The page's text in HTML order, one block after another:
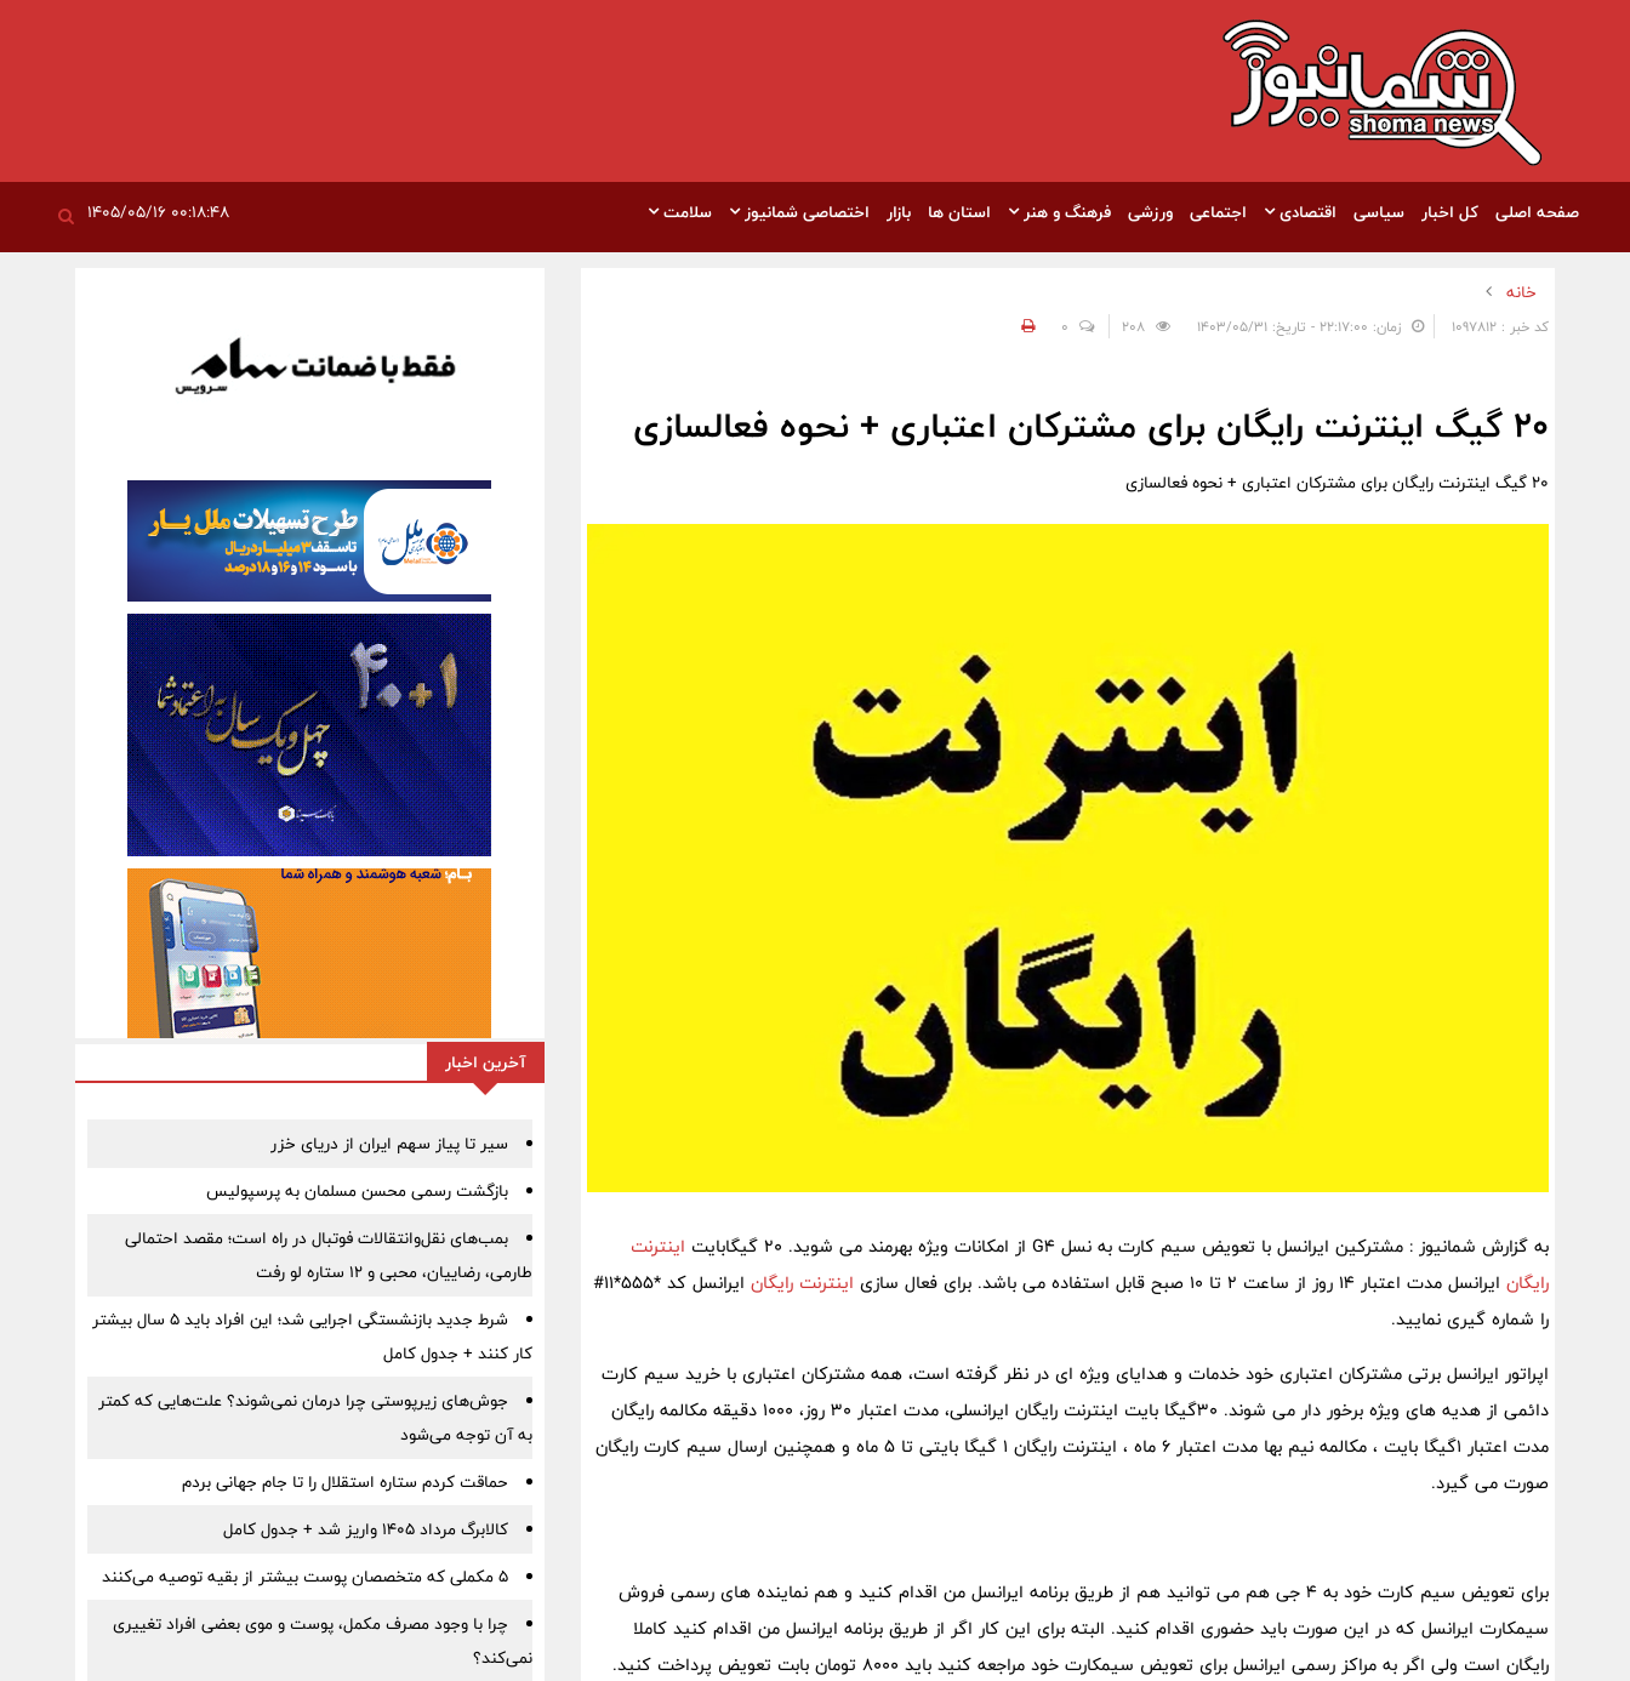
صفحه اصلی کل اخبار سیاسی اقتصادی اجتماعی ورزشی فرهنگ و هنر استان ها بازار اختصاصی شمانیوز سلامت
خانه
کد خبر : 1097812 زمان: ۲۲:۱۷:۰۰ - تاریخ: ۱۴۰۳/۰۵/۳۱ 0
20 گیگ اینترنت رایگان برای مشترکان اعتباری + نحوه فعالسازی
20 گیگ اینترنت رایگان برای مشترکان اعتباری + نحوه فعالسازی
به گزارش شمانیوز : مشترکین ایرانسل با تعویض سیم کارت به نسل G4 از امکانات ویژه بهرمند می شوید. ۲۰ گیگابایت
اینترنت
رایگان ایرانسل مدت اعتبار ۱۴ روز از ساعت ۲ تا ۱۰ صبح قابل استفاده می باشد. برای فعال سازی اینترنت رایگان
ایرانسل کد *۵۵۵*۱۱#
را شماره گیری نمایید.
اپراتور ایرانسل برتی مشترکان اعتباری خود خدمات و هدایای ویژه ای در نظر گرفته است، همه مشترکان اعتباری با خرید سیم کارت
دائمی از هدیه های ویژه برخور دار می شوند. ۳۰گیگا بایت اینترنت رایگان ایرانسلی، مدت اعتبار ۳۰ روز، ۱۰۰۰ دقیقه مکالمه رایگان
مدت اعتبار ۱گیگا بایت ، مکالمه نیم بها مدت اعتبار ۶ ماه ، اینترنت رایگان ۱ گیگا بایتی تا ۵ ماه و همچنین ارسال سیم کارت رایگان
صورت می گیرد.
برای تعویض سیم کارت خود به ۴ جی هم می توانید هم از طریق برنامه ایرانسل من اقدام کنید و هم نماینده های رسمی فروش
سیمکارت ایرانسل که در این صورت باید حضوری اقدام کنید. البته برای این کار اگر از طریق برنامه ایرانسل من اقدام کنید کاملا
رایگان است ولی اگر به مراکز رسمی ایرانسل برای تعویض سیمکارت خود مراجعه کنید باید ۸۰۰۰ تومان بابت تعویض پرداخت کنید.
آخرین اخبار
سیر تا پیاز سهم ایران از دریای خزر
بازگشت رسمی محسن مسلمان به پرسپولیس
بمب‌های نقل‌وانتقالات فوتبال در راه است؛ مقصد احتمالی
طارمی، رضاییان، محبی و ۱۲ ستاره لو رفت
شرط جدید بازنشستگی اجرایی شد؛ این افراد باید ۵ سال بیشتر
کار کنند + جدول کامل
جوش‌های زیرپوستی چرا درمان نمی‌شوند؟ علت‌هایی که کمتر
به آن توجه می‌شود
حماقت کردم ستاره استقلال را تا جام جهانی بردم
کالابرگ مرداد ۱۴۰۵ واریز شد + جدول کامل
۵ مکملی که متخصصان پوست بیشتر از بقیه توصیه می‌کنند
چرا با وجود مصرف مکمل، پوست و موی بعضی افراد تغییری
نمی‌کند؟